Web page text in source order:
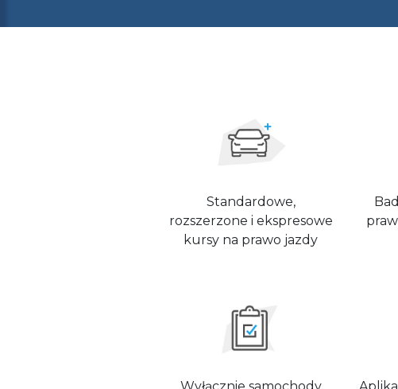
Standardowe,
rozszerzone i ekspresowe
kursy na prawo jazdy